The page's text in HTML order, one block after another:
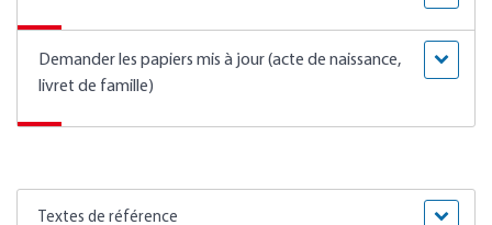
Demander les papiers mis à jour (acte de naissance,
livret de famille)
Textes de référence